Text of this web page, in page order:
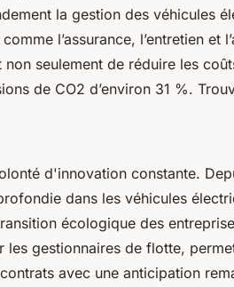
la gestion des véhicules
l’assurance, l’entretien et
seulement de réduire les
de CO2 d’environ 31 %.
d'innovation constante.
dans les véhicules
écologique des
gestionnaires de flotte,
avec une anticipation